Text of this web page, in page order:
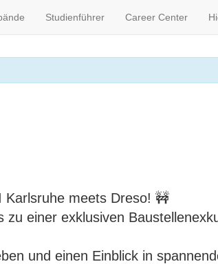
Studienführer Career Center
Karlsruhe meets Dreso! 🚧
einer exklusiven
und einen Einblick in